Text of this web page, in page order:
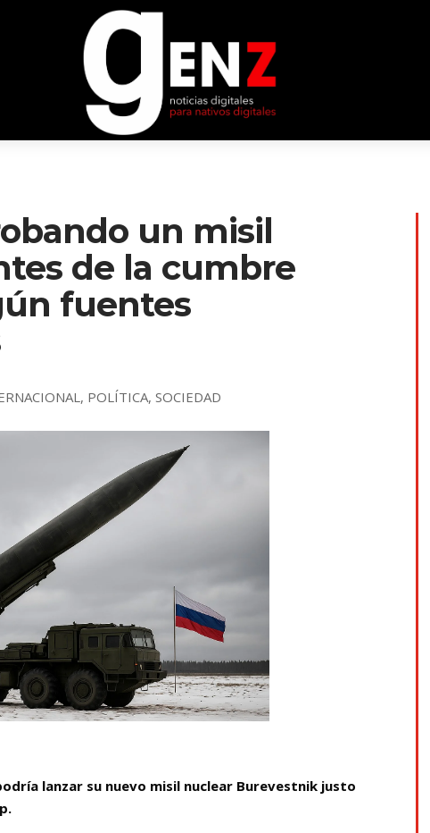
un misil
de la cumbre
fuentes
, POLÍTICA,SOCIEDAD
lanzar su nuevo misil nuclear Burevestnik justo